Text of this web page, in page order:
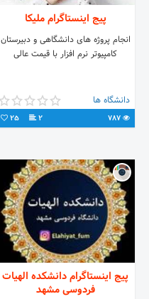
پیج اینستاگرام ملیکا
انجام پروژه های دانشگاهی و دبیرستان
کامپیوتر نرم افزار با قیمت عالی
دانشگاه ها
2
25
پیج اینستاگرام دانشکده الهیات
فردوسی مشهد